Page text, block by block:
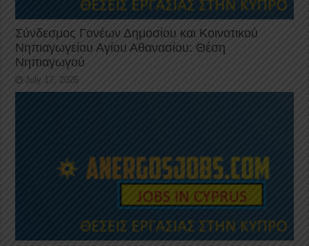
Σύνδεσμος Γονέων Δημοσίου και Κοινοτικού
Νηπιαγωγείου Αγίου Αθανασίου: Θέση
Νηπιαγωγού
July 17, 2026